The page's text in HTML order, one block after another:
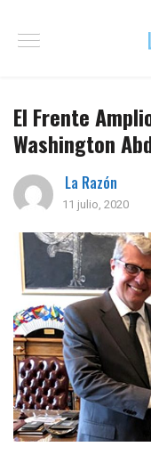
El Frente
Washington
La Razón
11 julio, 2020